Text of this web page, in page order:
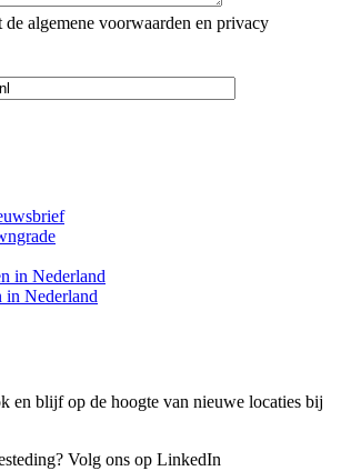
algemene voorwaarden en privacy
laten.
in Nederland
in Nederland
en blijf op de hoogte van nieuwe locaties bij
Volg ons op LinkedIn